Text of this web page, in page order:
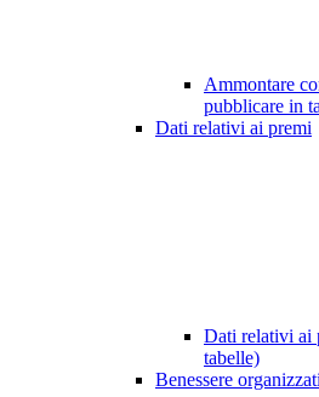
Ammontare
pubblicare in
Dati relativi ai premi
Dati relativi ai
tabelle)
Benessere